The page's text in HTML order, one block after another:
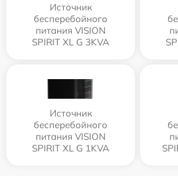
Источник
бесперебойного
питания VISION
SPIRIT XL G 3KVA
Источник
бесперебойного
питания VISION
SPIRIT XL G 1KVA